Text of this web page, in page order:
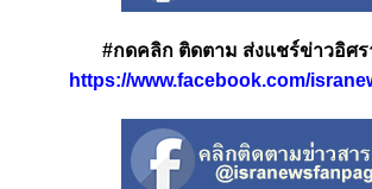
#กดคลิก ติดตาม ส่งแชร์ข่าวอิศร
https://www.facebook.com/